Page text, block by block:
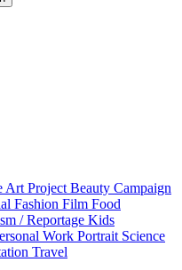
Art Project Beauty Campaign
Fashion Film Food
/ Reportage Kids
Work Portrait Science
Travel